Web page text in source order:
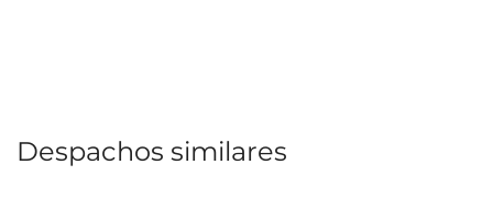
Despachos similares